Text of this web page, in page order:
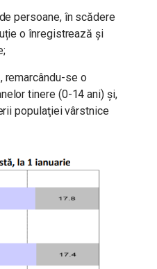
persoane, în scădere
o înregistrează și
remarcându-se o
tinere (0-14 ani) şi,
populaţiei vârstnice